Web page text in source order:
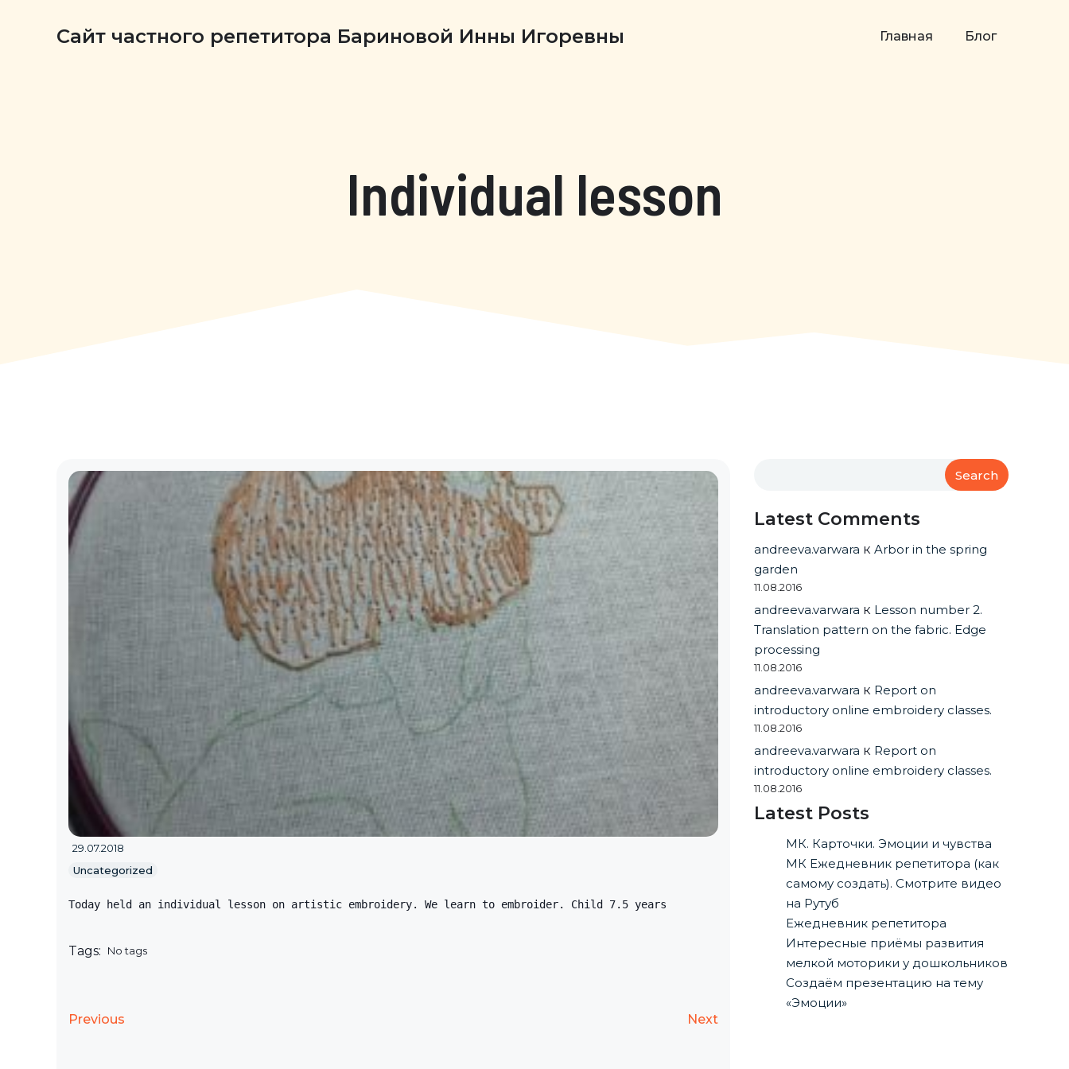
Сайт частного репетитора Бариновой Инны Игоревны Главная Блог
Individual lesson
29.07.2018
Uncategorized
Today held an individual lesson on artistic embroidery. We learn to embroider. Child 7.5 years
Tags: No tags
Previous Next
Search
Latest Comments
andreeva.varwara кArbor in the spring
garden
11.08.2016
andreeva.varwara к Lesson number 2.
Translation pattern on the fabric. Edge
processing
11.08.2016
andreeva.varwara к Report on
introductory online embroidery classes.
11.08.2016
andreeva.varwara к Report on
introductory online embroidery classes.
11.08.2016
Latest Posts
МК. Карточки. Эмоции и чувства
МК Ежедневник репетитора (как
самому создать). Смотрите видео
на Рутуб
Ежедневник репетитора
Интересные приёмы развития
мелкой моторики у дошкольников
Создаём презентацию на тему
«Эмоции»